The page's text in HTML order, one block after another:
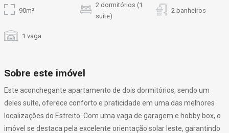
90m²
2 dormitórios (1
suíte)
2 banheiros
1 vaga
Sobre este imóvel
Este aconchegante apartamento de dois dormitórios, sendo um
deles suíte, oferece conforto e praticidade em uma das melhores
localizações do Estreito. Com uma vaga de garagem e hobby box, o
imóvel se destaca pela excelente orientação solar leste, garantindo